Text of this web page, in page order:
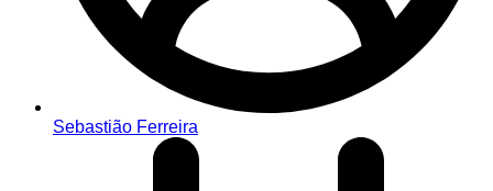
Sebastião Ferreira